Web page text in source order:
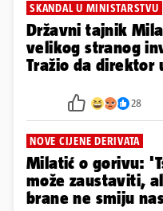
SKANDAL U MINISTARSTVU
Državni tajnik
velikog stranog
Tražio da direktor
28
NOVE CIJENE DERIVATA
Milatić o gorivu:
može zaustaviti,
brane ne smiju